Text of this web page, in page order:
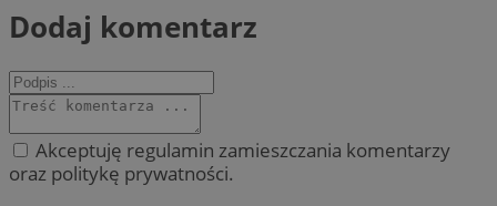
Dodaj komentarz
Akceptuję regulamin zamieszczania komentarzy
oraz politykę prywatności.